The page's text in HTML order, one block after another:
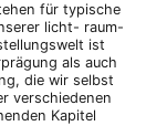
für typische
licht- raum-
ist
als auch
die wir selbst
verschiedenen
Kapitel